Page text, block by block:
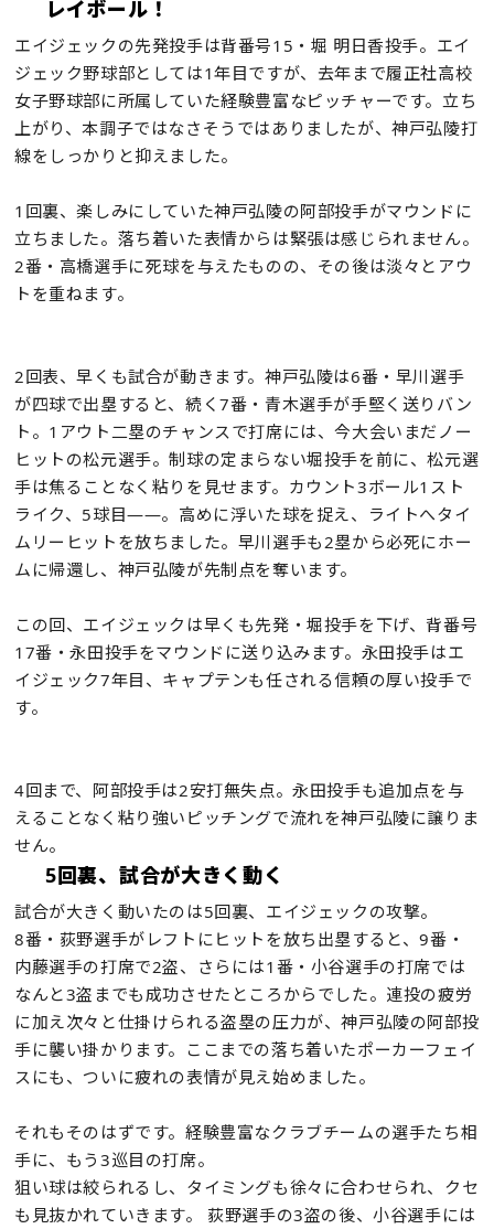
レイボール！
エイジェックの先発投手は背番号15・堀 明日香投手。エイ
ジェック野球部としては1年目ですが、去年まで履正社高校
女子野球部に所属していた経験豊富なピッチャーです。立ち
上がり、本調子ではなさそうではありましたが、神戸弘陵打
線をしっかりと抑えました。
1回裏、楽しみにしていた神戸弘陵の阿部投手がマウンドに
立ちました。落ち着いた表情からは緊張は感じられません。
2番・高橋選手に死球を与えたものの、その後は淡々とアウ
トを重ねます。
2回表、早くも試合が動きます。神戸弘陵は6番・早川選手
が四球で出塁すると、続く7番・青木選手が手堅く送りバン
ト。1アウト二塁のチャンスで打席には、今大会いまだノー
ヒットの松元選手。制球の定まらない堀投手を前に、松元選
手は焦ることなく粘りを見せます。カウント3ボール1スト
ライク、5球目——。高めに浮いた球を捉え、ライトへタイ
ムリーヒットを放ちました。早川選手も2塁から必死にホー
ムに帰還し、神戸弘陵が先制点を奪います。
この回、エイジェックは早くも先発・堀投手を下げ、背番号
17番・永田投手をマウンドに送り込みます。永田投手はエ
イジェック7年目、キャプテンも任される信頼の厚い投手で
す。
4回まで、阿部投手は2安打無失点。永田投手も追加点を与
えることなく粘り強いピッチングで流れを神戸弘陵に譲りま
せん。
5回裏、試合が大きく動く
試合が大きく動いたのは5回裏、エイジェックの攻撃。
8番・荻野選手がレフトにヒットを放ち出塁すると、9番・
内藤選手の打席で2盗、さらには1番・小谷選手の打席では
なんと3盗までも成功させたところからでした。連投の疲労
に加え次々と仕掛けられる盗塁の圧力が、神戸弘陵の阿部投
手に襲い掛かります。ここまでの落ち着いたポーカーフェイ
スにも、ついに疲れの表情が見え始めました。
それもそのはずです。経験豊富なクラブチームの選手たち相
手に、もう3巡目の打席。
狙い球は絞られるし、タイミングも徐々に合わせられ、クセ
も見抜かれていきます。 荻野選手の3盗の後、小谷選手には